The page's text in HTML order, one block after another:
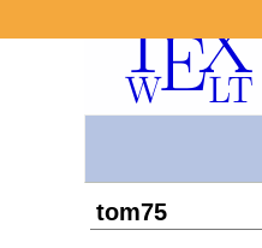
tom75